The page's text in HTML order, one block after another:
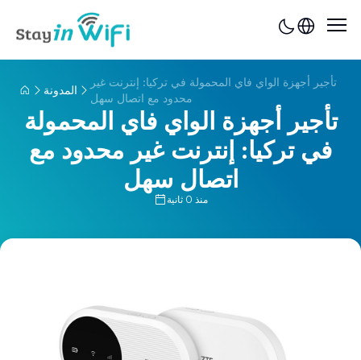
المدونة
تأجير أجهزة الواي فاي المحمولة في تركيا: إنترنت غير
محدود مع اتصال سهل
تأجير أجهزة الواي فاي المحمولة
في تركيا: إنترنت غير محدود مع
اتصال سهل
منذ 0 ثانية